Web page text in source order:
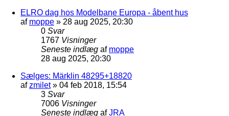
ELRO dag hos Modelbane Europa - åbent hus
af moppe » 28 aug 2025, 20:30
0 Svar
1767 Visninger
Seneste indlæg af moppe
28 aug 2025, 20:30
Sælges: Märklin 48295+18820
afzmilet» 04 feb 2018, 15:54
3 Svar
7006 Visninger
Seneste indlæg afJRA